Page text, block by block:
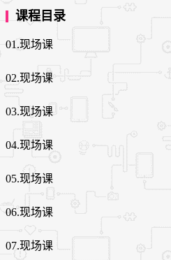
课程目录
01.现场课
02.现场课
03.现场课
04.现场课
05.现场课
06.现场课
07.现场课